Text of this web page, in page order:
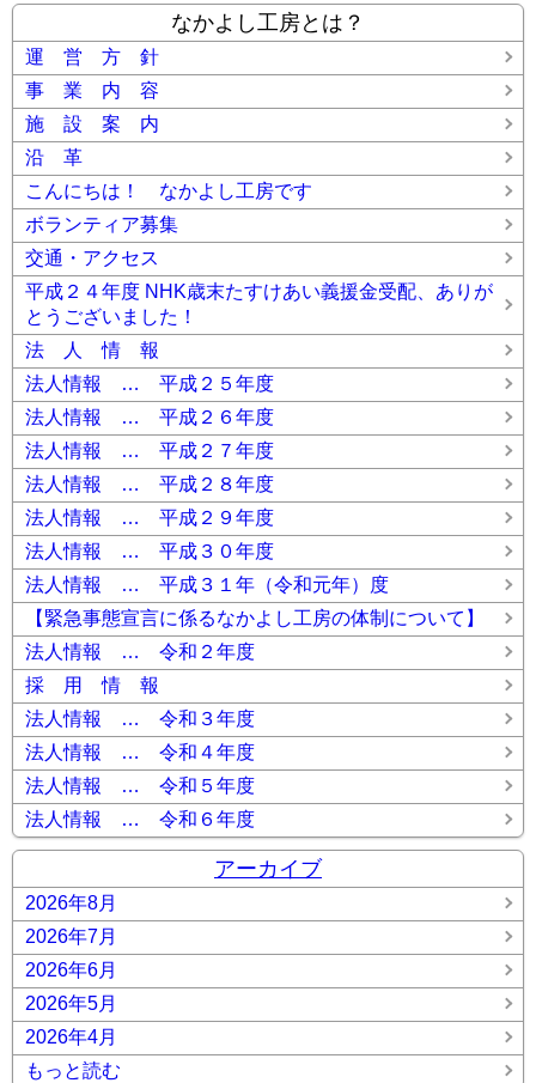
なかよし工房とは？
運 営 方 針
事 業 内 容
施 設 案 内
沿 革
こんにちは！ なかよし工房です
ボランティア募集
交通・アクセス
平成２４年度 NHK歳末たすけあい義援金受配、ありが
とうございました！
法 人 情 報
法人情報 … 平成２５年度
法人情報 … 平成２６年度
法人情報 … 平成２７年度
法人情報 … 平成２８年度
法人情報 … 平成２９年度
法人情報 … 平成３０年度
法人情報 … 平成３１年（令和元年）度
【緊急事態宣言に係るなかよし工房の体制について】
法人情報 … 令和２年度
採 用 情 報
法人情報 … 令和３年度
法人情報 … 令和４年度
法人情報 … 令和５年度
法人情報 … 令和６年度
アーカイブ
2026年8月
2026年7月
2026年6月
2026年5月
2026年4月
もっと読む